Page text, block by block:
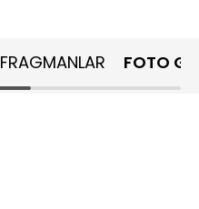
FRAGMANLAR FOTO